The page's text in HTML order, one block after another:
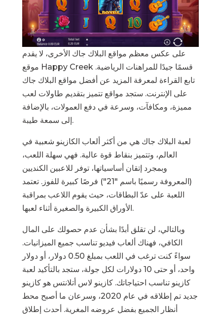
على عكس معظم مواقع البلاك جاك الأخرى، لا يقدم
موقع Happy Creek قسمًا جيدًا للمراهنات الرياضية.
تابع القراءة لمعرفة المزيد عن أفضل مواقع البلاك جاك
على الإنترنت. ستجد مواقع تتميز بتقديم طاولات لعب
مميزة، ومكافآت، وسرعة في دفع العمولات، بالإضافة
إلى سمعة طيبة.
لعبة البلاك جاك هي من أكثر ألعاب الكازينو شعبية في
العالم، وتتميز بنقاط قوة عالية. فهي سهلة اللعب،
وبمجرد إتقان أساسياتها، توفر للاعبين الكنديين
(المعروفة رسميًا باسم "21") فرصًا كبيرة للفوز. تعتمد
اللعبة على عدّ البطاقات، حيث يقوم اللاعب بمراقبة
الأوراق الكبيرة والصغيرة أثناء لعبها.
وبالتالي، لن تقلق أبدًا بشأن عدم حصولك على المال
الكافي، فهناك ألعاب فيديو تناسب جميع الميزانيات.
سواءً كنت ترغب في اللعب بمبلغ 0.50 دولار، أو دولار
واحد، أو حتى 10 دولارات لكل جولة، ستجد بالتأكيد لعبة
كازينو تناسب احتياجاتك. كازينو لاس أتلانتس هو كازينو
جديد تم إطلاقه في عام 2020، وسرعان ما أصبح محط
أنظار الجميع بفضل عروضه المغرية. أحدث إطلاق